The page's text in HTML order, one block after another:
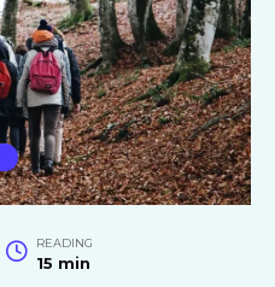
READING
15 min